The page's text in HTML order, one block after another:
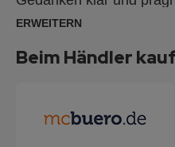
Interaktion der
präsentiert und
Klebestreifen auf der
die Karten flach auf
ERWEITERN
Beim Händler